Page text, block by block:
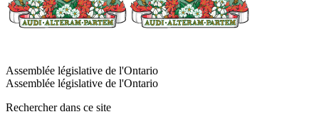
Assemblée législative de l'Ontario
Assemblée législative de l'Ontario
Rechercher dans ce site